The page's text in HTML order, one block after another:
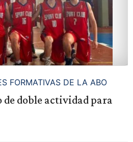
FORMATIVAS DE LA ABO
de doble actividad para